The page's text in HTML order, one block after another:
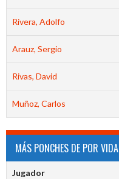
Rivera, Adolfo
Arauz, Sergio
Rivas, David
Muñoz, Carlos
MÁS PONCHES DE POR VIDA
Jugador